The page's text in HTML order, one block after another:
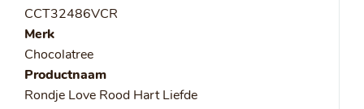
CCT32486VCR
Merk
Chocolatree
Productnaam
Rondje Love Rood Hart Liefde